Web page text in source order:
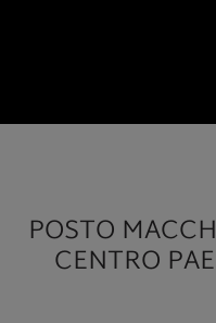
POSTO
CENTRO